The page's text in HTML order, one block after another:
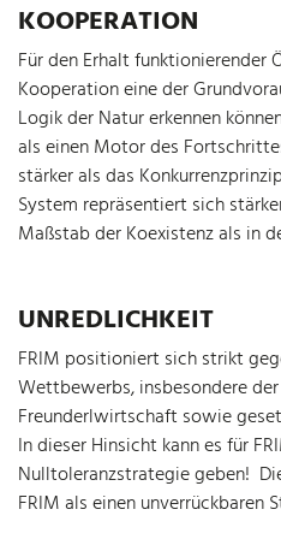
KOOPERATION
Für den Erhalt funktionierender
Kooperation eine der
Logik der Natur erkennen
als einen Motor des
stärker als das
System repräsentiert sich
Maßstab der Koexistenz als in
UNREDLICHKEIT
FRIM positioniert sich strikt
Wettbewerbs, insbesondere
Freunderlwirtschaft sowie
In dieser Hinsicht kann es für
Nulltoleranzstrategie geben!
FRIM als einen unverrückbaren